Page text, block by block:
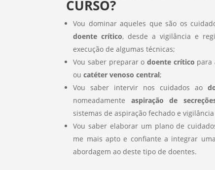
CURSO?
Vou dominar aqueles que são os
doente crítico, desde a vigilância e
execução de algumas técnicas;
Vou saber preparar o doente crítico para
oucatéter venoso central;
Vou saber intervir nos cuidados ao
nomeadamente aspiração de
sistemas de aspiração fechado e
Vou saber elaborar um plano de
me mais apto e confiante a integrar uma
abordagem ao deste tipo de doentes.